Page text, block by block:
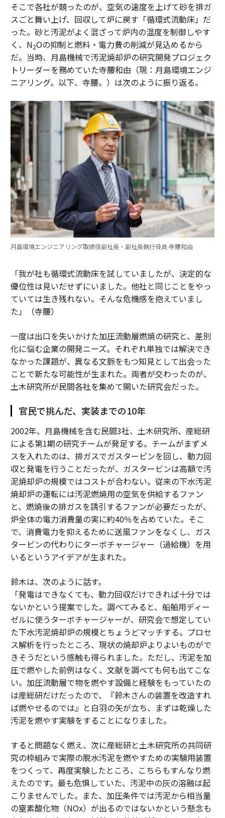
そこで各社が競ったのが、空気の速度を上げて砂を排ガ
スごと舞い上げ、回収して炉に戻す「循環式流動床」だ
った。砂と汚泥がよく混ざって炉内の温度を制御しやす
く、N2Oの抑制と燃料・電力費の削減が見込めるから
だ。当時、月島機械で汚泥焼却炉の研究開発プロジェク
トリーダーを務めていた寺腰和由（現：月島環境エンジ
ニアリング。以下、寺腰。）は次のように振り返る。
月島環境エンジニアリング取締役副社長・副社長執行役員 寺腰和由
「我が社も循環式流動床を試していましたが、決定的な
優位性は見いだせずにいました。他社と同じことをやっ
ていては生き残れない。そんな危機感を抱えていまし
た」（寺腰）
一度は出口を失いかけた加圧流動層燃焼の研究と、差別
化に悩む企業の開発ニーズ。それぞれ単独では解決でき
なかった課題が、異なる文脈をもつ知見として出会った
ことで新たな可能性が生まれた。両者が交わったのが、
土木研究所が民間各社を集めて開いた研究会だった。
官民で挑んだ、実装までの10年
2002年、月島機械を含む民間3社、土木研究所、産総研
による第1期の研究チームが発足する。チームがまずメ
スを入れたのは、排ガスでガスタービンを回し、動力回
収と発電を行うことだったが、ガスタービンは高額で汚
泥焼却炉の規模ではコストが合わない。従来の下水汚泥
焼却炉の運転には汚泥燃焼用の空気を供給するファン
と、燃焼後の排ガスを誘引するファンが必要だったが、
炉全体の電力消費量の実に約40％を占めていた。そこ
で、消費電力を抑えるために送風ファンをなくし、ガス
タービンの代わりにターボチャージャー（過給機）を用
いるというアイデアが生まれた。
鈴木は、次のように話す。
「発電はできなくても、動力回収だけできれば十分では
ないかという提案でした。調べてみると、船舶用ディー
ゼルに使うターボチャージャーが、研究会で想定してい
た下水汚泥焼却炉の規模とちょうどマッチする。プロセ
ス解析を行ったところ、現状の焼却炉よりよいものがで
きそうだという感触も得られました。ただし、汚泥を加
圧で燃やした前例はなく、文献を調べても何も出てこな
い。加圧流動層で物を燃やす設備と経験をもっていたの
は産総研だけだったので、『鈴木さんの装置を改造すれ
ば燃やせるのでは』と白羽の矢が立ち、まずは乾燥した
汚泥を燃やす実験をすることになりました。
すると問題なく燃え、次に産総研と土木研究所の共同研
究の枠組みで実際の脱水汚泥を燃やすための実験用装置
をつくって、再度実験したところ、こちらもすんなり燃
えたのです。最も危惧していた、汚泥中の灰の溶融は起
こりませんでした。また、加圧条件では汚泥から相当量
の窒素酸化物（NOx）が出るのではないかという懸念も